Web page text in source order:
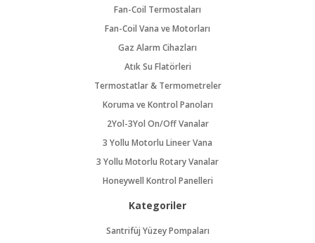
Fan-Coil Termostaları
Fan-Coil Vana ve Motorları
Gaz Alarm Cihazları
Atık Su Flatörleri
Termostatlar & Termometreler
Koruma ve Kontrol Panoları
2Yol-3Yol On/Off Vanalar
3 Yollu Motorlu Lineer Vana
3 Yollu Motorlu Rotary Vanalar
Honeywell Kontrol Panelleri
Kategoriler
Santrifüj Yüzey Pompaları